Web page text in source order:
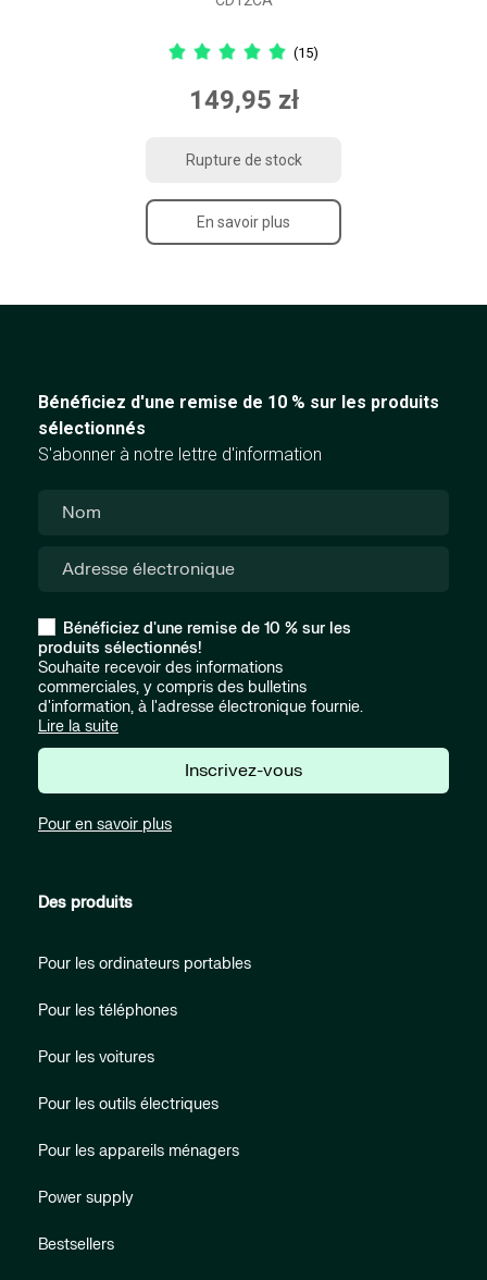
(15)
149,95 zł
Rupture de stock
En savoir plus
Bénéficiez d'une remise de 10 % sur les produits
sélectionnés
S'abonner à notre lettre d'information
Bénéficiez d'une remise de 10 % sur les
produits sélectionnés!
Souhaite recevoir des informations
commerciales, y compris des bulletins
d'information, à l'adresse électronique fournie.
Lire la suite
Inscrivez-vous
Pour en savoir plus
Des produits
Pour les ordinateurs portables
Pour les téléphones
Pour les voitures
Pour les outils électriques
Pour les appareils ménagers
Power supply
Bestsellers